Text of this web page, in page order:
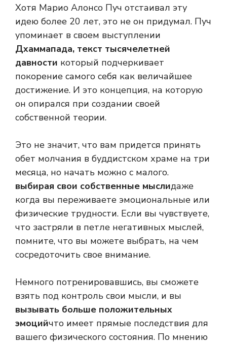
Хотя Марио Алонсо Пуч отстаивал эту
идею более 20 лет, это не он придумал. Пуч
упоминает в своем выступлении
Дхаммапада, текст тысячелетней
давности который подчеркивает
покорение самого себя как величайшее
достижение. И это концепция, на которую
он опирался при создании своей
собственной теории.
Это не значит, что вам придется принять
обет молчания в буддистском храме на три
месяца, но начать можно с малого.
выбирая свои собственные мыслидаже
когда вы переживаете эмоциональные или
физические трудности. Если вы чувствуете,
что застряли в петле негативных мыслей,
помните, что вы можете выбрать, на чем
сосредоточить свое внимание.
Немного потренировавшись, вы сможете
взять под контроль свои мысли, и вы
вызывать больше положительных
эмоцийчто имеет прямые последствия для
вашего физического состояния. По мнению